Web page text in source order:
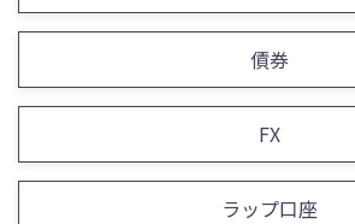
債券
FX
ラップ口座